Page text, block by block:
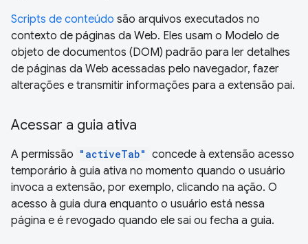
Scripts de conteúdo são arquivos executados no
contexto de páginas da Web. Eles usam o Modelo de
objeto de documentos (DOM) padrão para ler detalhes
de páginas da Web acessadas pelo navegador, fazer
alterações e transmitir informações para a extensão pai.
Acessar a guia ativa
A permissão "activeTab" concede à extensão acesso
temporário à guia ativa no momento quando o usuário
invoca a extensão, por exemplo, clicando na ação. O
acesso à guia dura enquanto o usuário está nessa
página e é revogado quando ele sai ou fecha a guia.